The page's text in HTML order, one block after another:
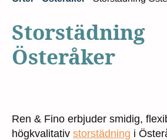
Storstädning
Österåker
Ren & Fino erbjuder smidig,
högkvalitativ storstädning i